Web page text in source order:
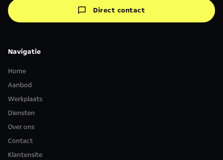
Direct contact
Navigatie
Home
Aanbod
Werkplaats
Diensten
Over ons
Contact
Klantensite